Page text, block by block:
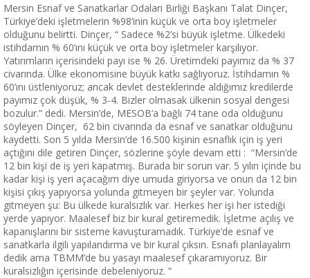
Mersin Esnaf ve Sanatkarlar Odaları Birliği Başkanı Talat Dinçer,
Türkiye’deki işletmelerin %98’inin küçük ve orta boy işletmeler
olduğunu belirtti. Dinçer, “ Sadece %2’si büyük işletme. Ülkedeki
istihdamın % 60’ını küçük ve orta boy işletmeler karşılıyor.
Yatırımların içerisindeki payı ise % 26. Üretimdeki payımız da % 37
civarında. Ülke ekonomisine büyük katkı sağlıyoruz. İstihdamın %
60’ını üstleniyoruz; ancak devlet desteklerinde aldığımız kredilerde
payımız çok düşük, % 3-4. Bizler olmasak ülkenin sosyal dengesi
bozulur.” dedi. Mersin’de, MESOB’a bağlı 74 tane oda olduğunu
söyleyen Dinçer, 62 bin civarında da esnaf ve sanatkar olduğunu
kaydetti. Son 5 yılda Mersin’de 16.500 kişinin esnaflık için iş yeri
açtığını dile getiren Dinçer, sözlerine şöyle devam etti : “Mersin’de
12 bin kişi de iş yeri kapatmış. Burada bir sorun var. 5 yılın içinde bu
kadar kişi iş yeri açacağım diye umuda giriyorsa ve onun da 12 bin
kişisi çıkış yapıyorsa yolunda gitmeyen bir şeyler var. Yolunda
gitmeyen şu: Bu ülkede kuralsızlık var. Herkes her işi her istediği
yerde yapıyor. Maalesef biz bir kural getiremedik. İşletme açılış ve
kapanışlarını bir sisteme kavuşturamadık. Türkiye’de esnaf ve
sanatkarla ilgili yapılandırma ve bir kural çıksın. Esnafı planlayalım
dedik ama TBMM’de bu yasayı maalesef çıkaramıyoruz. Bir
kuralsızlığın içerisinde debeleniyoruz. “